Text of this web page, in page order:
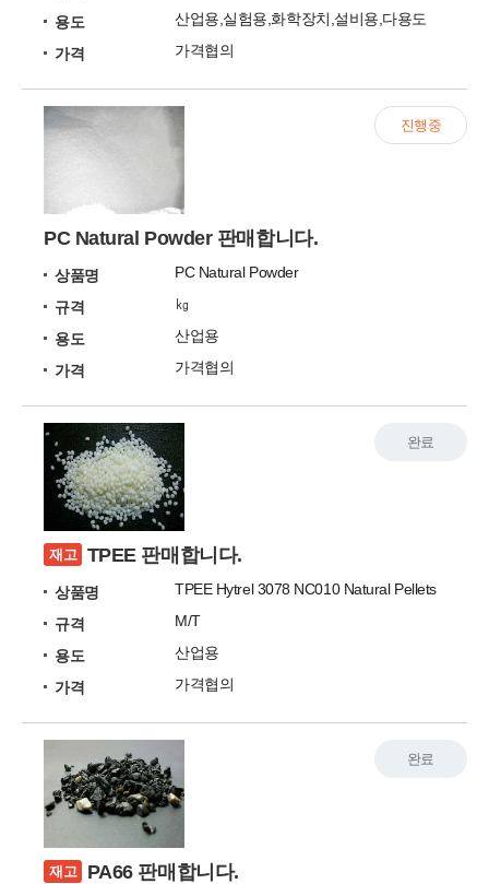
용도
산업용,실험용,화학장치,설비용,다용도
가격
가격협의
PC Natural Powder 판매합니다.
상품명
PC Natural Powder
규격
㎏
용도
산업용
가격
가격협의
진행중
재고 TPEE 판매합니다.
상품명
TPEE Hytrel 3078 NC010 Natural Pellets
규격
M/T
용도
산업용
가격
가격협의
완료
재고 PA66 판매합니다.
완료